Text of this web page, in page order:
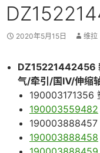
2020年5月15日 维拉
DZ15221442456
气/牵引/国Ⅳ/伸缩
190003171356
190003559482
190003888457
190003888458